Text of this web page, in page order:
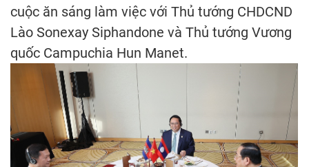
cuộc ăn sáng làm việc với Thủ tướng CHDCND
Lào Sonexay Siphandone và Thủ tướng Vương
quốc Campuchia Hun Manet.